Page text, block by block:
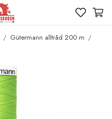
/ Gütermann alltråd 200 m /